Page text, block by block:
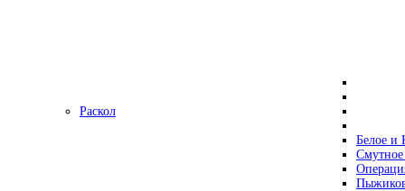
Раскол
Белое и